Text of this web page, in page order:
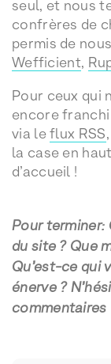
seul, et nous
confrères de
permis de
Wefficient,
Pour ceux qui
encore franchi
via leflux RSS
la case en
d’accueil !
Pour terminer:
du site ? Que
Qu’est-ce qui
énerve ?
commentaires